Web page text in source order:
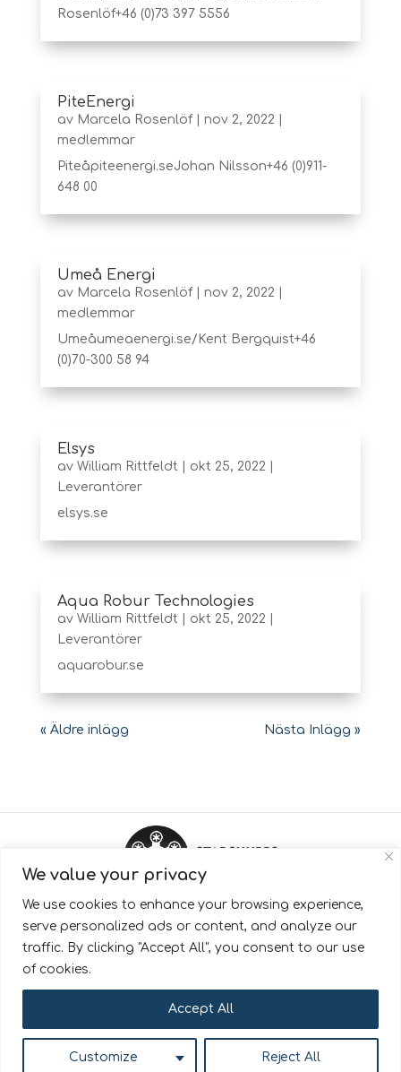
We value your privacy
We use cookies to enhance your browsing experience,
serve personalized ads or content, and analyze our
traffic. By clicking "Accept All", you consent to our use
of cookies.
Customize Reject All
Accept All
Rosenlöf+46 (0)73 397 5556
PiteEnergi
av Marcela Rosenlöf| nov 2, 2022
medlemmar
Piteåpiteenergi.seJohan Nilsson+46 (0)911-
648 00
Umeå Energi
av Marcela Rosenlöf| nov 2, 2022
medlemmar
Umeåumeaenergi.se/Kent Bergquist+46
(0)70-300 58 94
Elsys
av William Rittfeldt okt 25, 2022
Leverantörer
elsys.se
Aqua Robur Technologies
av William Rittfeldt okt 25, 2022
Leverantörer
aquarobur.se
« Äldre inlägg Nästa Inlägg »
StadshubbsAlliansen är en del av Pingday AB.
Läs mer om hur vi behandlar dina
personuppgifter på
© 2022Stadshubbsalliansen. All rights reserved.